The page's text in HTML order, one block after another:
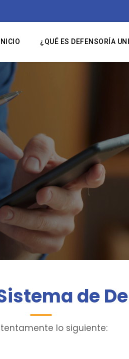
INICIO ¿QUÉ ES DEFENSORÍA
de
lo siguiente: